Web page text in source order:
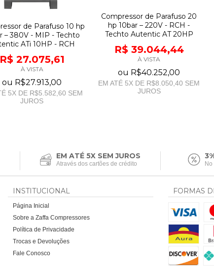
de Parafuso 10 hp
– 380V - MIP - Techto
ATi 10HP - RCH
R$ 27.075,61
À VISTA
ou R$27.913,00
5X DE R$5.582,60 SEM
JUROS
Compressor de Parafuso 20
hp 10bar – 220V - RCH -
Techto Autentic AT 20HP
R$ 39.044,44
À VISTA
ou R$40.252,00
EM ATÉ 5X DE R$8.050,40 SEM
JUROS
EM ATÉ 5X SEM JUROS
Através dos cartões de crédito
INSTITUCIONAL
Página Inicial
Sobre a Zaffa Compressores
Política de Privacidade
Trocas e Devoluções
Fale Conosco
FORMAS